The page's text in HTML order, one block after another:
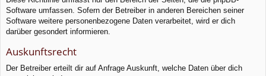
Software umfassen. Sofern der Betreiber in anderen Bereichen seiner
Software weitere personenbezogene Daten verarbeitet, wird er dich
darüber gesondert informieren.
Auskunftsrecht
Der Betreiber erteilt dir auf Anfrage Auskunft, welche Daten über dich